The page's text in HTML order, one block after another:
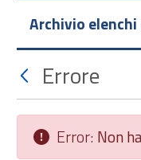
Archivio
Errore
Error: Non